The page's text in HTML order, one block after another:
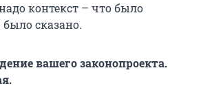
контекст – что было
было сказано.
вашего законопроекта.